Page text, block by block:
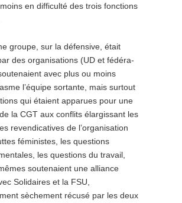
en difficulté des trois fonctions
groupe, sur la défensive, était
des organisations (UD et fédéra­
avec plus ou moins
l’équipe sortante, mais surtout
qui étaient apparues pour une
la CGT aux conflits élargissant les
revendicatives de l’organisation
féministes, les questions
les questions du travail,
soutenaient une alliance
Solidaires et la FSU,
sèchement récusé par les deux